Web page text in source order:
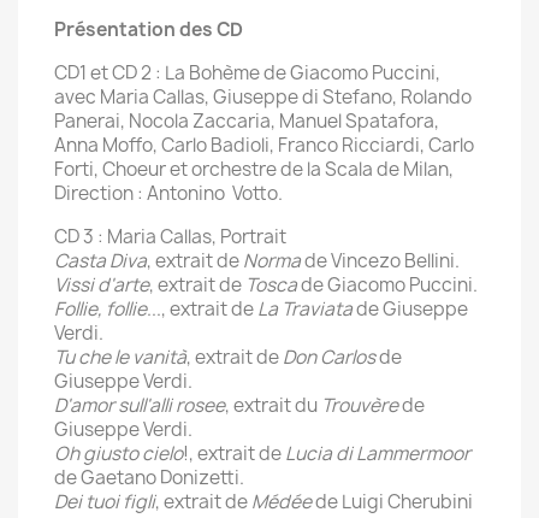
Présentation des CD
CD1 et CD 2 : La Bohème de Giacomo Puccini,
avec Maria Callas, Giuseppe di Stefano, Rolando
Panerai, Nocola Zaccaria, Manuel Spatafora,
Anna Moffo, Carlo Badioli, Franco Ricciardi, Carlo
Forti, Choeur et orchestre de la Scala de Milan,
Direction : Antonino Votto.
CD 3 : Maria Callas, Portrait
Casta Diva, extrait deNormade Vincezo Bellini.
Vissi d'arte, extrait de Toscade Giacomo Puccini.
Follie, follie..., extrait deLa Traviatade Giuseppe
Verdi.
Tu che le vanità, extrait deDon Carlosde
Giuseppe Verdi.
D'amor sull'alli rosee, extrait du Trouvèrede
Giuseppe Verdi.
Oh giusto cielo!, extrait deLucia di Lammermoor
de Gaetano Donizetti.
Dei tuoi figli, extrait deMédéede Luigi Cherubini